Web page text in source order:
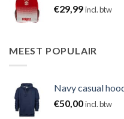
€29,99incl. btw
MEEST POPULAIR
Navy casual
€50,00incl. btw